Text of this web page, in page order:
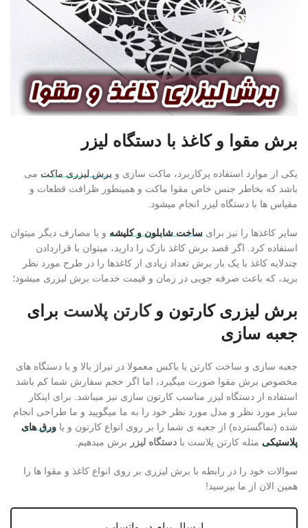
برش مقوا و کاغذ با دستگاه لیزر
یکی از موارد استفاده پرکاربرد، ماکت سازی و برش لیزری ماکت می
باشد که بخاطر جنس خاص مقوا ماکت و همینطور ظرافت قطعات و
مقیاس ها با دستگاه لیزر انجام میشود.
سایر کاغذها را نیز برای ساخت شابلون و کلیشه و یا مصارف دیگر میتوان
استفاده کرد. اگر قصد برش کاغذ نازک را دارید، میتوان با قراردادن
چندلایه کاغذ با یک بار برش تعداد زیادی از کاغذها را در طرح مورد نظر
برید، که باعث صرفه جویی در زمان و قیمت خدمات برش لیزری میشود؛
برش لیزری کارتون وکارتن پلاست برای
جعبه سازی
جعبه سازی و ساخت کارتن یا باکس معمولا در تیراژ بالا و با دستگاه های
مخصوص برش مقوا صورت میگیرد، اما اگر حجم سفارش شما کم باشد
استفاده از دستگاه لیزر مناسب کارتون سازی نیز میباشد. برای اینکار
سایز مورد نظر و مدل مورد نظر خود را به ما میگویید و ما طراحی انجام
شده (نماگسترده) از جعبه ی شما را بر روی انواع کارتون و یا ورق های
پلاستیکی مثله کارتن پلاست با دستگاه لیزر برش میدهیم.
سوالات خود را در رابطه با برش لیزری بر روی انواع کاغذ و مقوا ها را
همین الان از ما بپرسید!